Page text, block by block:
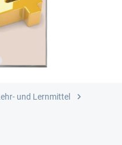
und Lernmittel